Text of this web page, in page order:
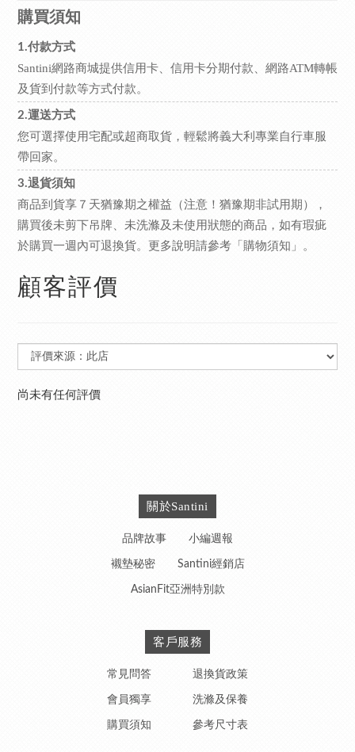
購買須知
1.付款方式
Santini網路商城提供信用卡、信用卡分期付款、網路ATM轉帳
及貨到付款等方式付款。
2.運送方式
您可選擇使用宅配或超商取貨，輕鬆將義大利專業自行車服
帶回家。
3.退貨須知
商品到貨享７天猶豫期之權益（注意！猶豫期非試用期），
購買後未剪下吊牌、未洗滌及未使用狀態的商品，如有瑕疵
於購買一週內可退換貨。更多說明請參考 「購物須知」 。
顧客評價
尚未有任何評價
關於Santini
品牌故事 小編週報
襯墊秘密 Santini經銷店
AsianFit亞洲特別款
客戶服務
常見問答 退換貨政策
會員獨享 洗滌及保養
購買須知 參考尺寸表